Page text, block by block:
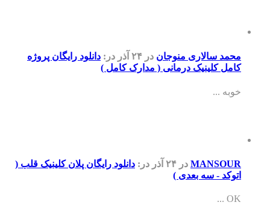
محمد سالاری منوجان در ۲۴ آذر در: دانلود رایگان پروژه
کامل کلینیک درمانی ( مدارک کامل )
خوبه ...
MANSOUR در ۲۴ آذر در: دانلود رایگان پلان کلینیک قلب (
اتوکد - سه بعدی )
OK ...